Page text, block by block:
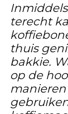
terecht
thuis
bakkie.
op de